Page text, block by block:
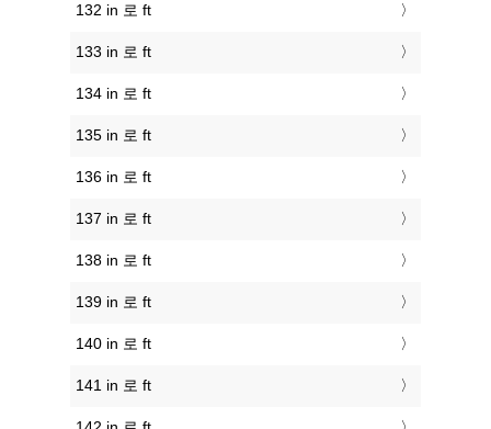
132 in 로 ft
133 in 로 ft
134 in 로 ft
135 in 로 ft
136 in 로 ft
137 in 로 ft
138 in 로 ft
139 in 로 ft
140 in 로 ft
141 in 로 ft